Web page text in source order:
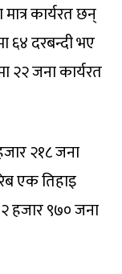
कार्यरत छन्
६४ दरबन्दी भए
२२ जना कार्यरत
२१८ जना
एक तिहाइ
हजार ९७० जना